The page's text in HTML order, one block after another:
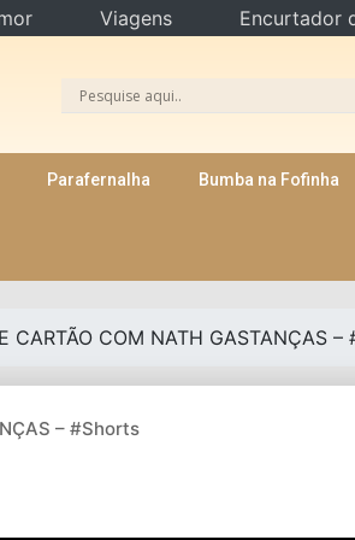
Parafernalha Bumba na Fofinha
CARTÃO COM NATH GASTANÇAS –
– #Shorts
Viagens Encurtador